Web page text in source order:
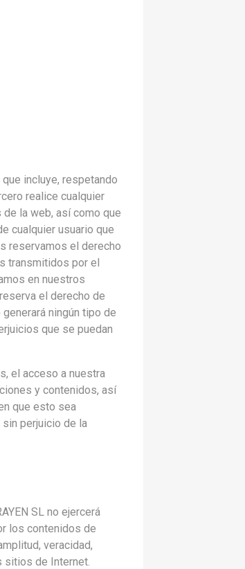
incluye, respetando
realice cualquier
la web, así como que
cualquier usuario que
reservamos el derecho
transmitidos por el
en nuestros
el derecho de
ningún tipo de
que se puedan
el acceso a nuestra
y contenidos, así
que esto sea
perjuicio de la
SL no ejercerá
los contenidos de
veracidad,
sitios de Internet.